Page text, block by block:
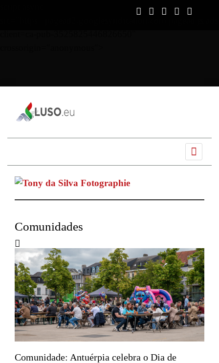
Comunidades
Comunidade: Antuérpia celebra o Dia de
Ano
Mês
Próximo
Próximo